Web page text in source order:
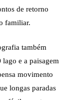
de retorno
familiar.
também
e a paisagem
movimento
longas paradas